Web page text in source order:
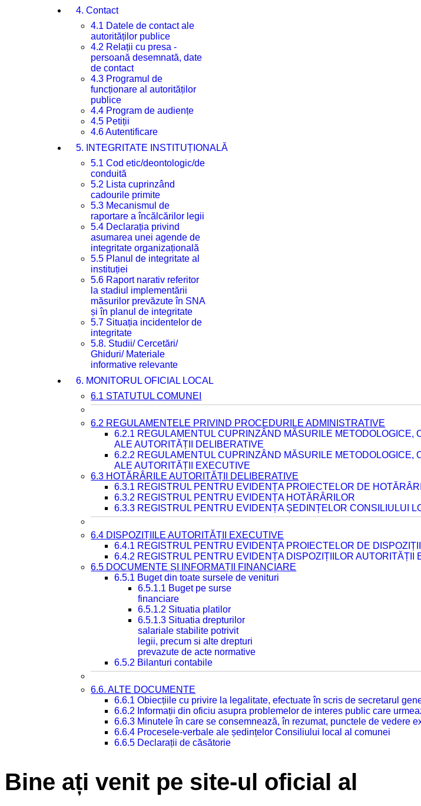
4. Contact
4.1 Datele de contact ale
autorităților publice
4.2 Relații cu presa -
persoană desemnată, date
de contact
4.3 Programul de
funcționare al autorităților
publice
4.4 Program de audiențe
4.5 Petiții
4.6 Autentificare
5. INTEGRITATE INSTITUȚIONALĂ
5.1 Cod etic/deontologic/de
conduită
5.2 Lista cuprinzând
cadourile primite
5.3 Mecanismul de
raportare a încălcărilor legii
5.4 Declarația privind
asumarea unei agende de
integritate organizațională
5.5 Planul de integritate al
instituției
5.6 Raport narativ referitor
la stadiul implementării
măsurilor prevăzute în SNA
și în planul de integritate
5.7 Situația incidentelor de
integritate
5.8. Studii/ Cercetări/
Ghiduri/ Materiale
informative relevante
6. MONITORUL OFICIAL LOCAL
6.1 STATUTUL COMUNEI
6.2 REGULAMENTELE PRIVIND PROCEDURILE ADMINISTRATIVE
6.2.1 REGULAMENTUL CUPRINZÂND MĂSURILE
ALE AUTORITĂȚII DELIBERATIVE
6.2.2 REGULAMENTUL CUPRINZÂND MĂSURILE METODOLOGICE,
ALE AUTORITĂȚII EXECUTIVE
6.3 HOTĂRÂRILE AUTORITĂȚII DELIBERATIVE
6.3.1 REGISTRUL PENTRU EVIDENȚA PROIECTELOR DE HOTĂRÂRI
6.3.2 REGISTRUL PENTRU EVIDENȚA HOTĂRÂRILOR
6.3.3 REGISTRUL PENTRU EVIDENȚA ȘEDINȚELOR CONSILIULUI
6.4 DISPOZIȚIILE AUTORITĂȚII EXECUTIVE
6.4.1 REGISTRUL PENTRU EVIDENȚA PROIECTELOR DE
6.4.2 REGISTRUL PENTRU EVIDENȚA DISPOZIȚIILOR AUTORITĂȚII
6.5 DOCUMENTE ȘI INFORMAȚII FINANCIARE
6.5.1 Buget din toate sursele de venituri
6.5.1.1 Buget pe surse
financiare
6.5.1.2 Situatia platilor
6.5.1.3 Situatia drepturilor
salariale stabilite potrivit
legii, precum si alte drepturi
prevazute de acte normative
6.5.2 Bilanturi contabile
6.6. ALTE DOCUMENTE
6.6.1 Obiecțiile cu privire la legalitate, efectuate în scris de secretarul
6.6.2 Informații din oficiu asupra problemelor de interes public care
6.6.3 Minutele în care se consemnează, în rezumat, punctele de vedere
6.6.4 Procesele-verbale ale ședințelor Consiliului local al comunei
6.6.5 Declarații de căsătorie
Bine ați venit pe site-ul oficial al